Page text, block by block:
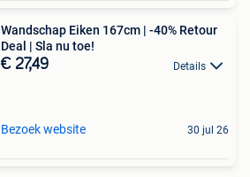
Wandschap Eiken 167cm | -40% Retour
Deal | Sla nu toe!
€ 27,49 Details
Bezoek website 30 jul 26